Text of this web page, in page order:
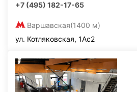
+7 (495) 182-17-65
Варшавская(1400 м)
ул. Котляковская, 1Ас2